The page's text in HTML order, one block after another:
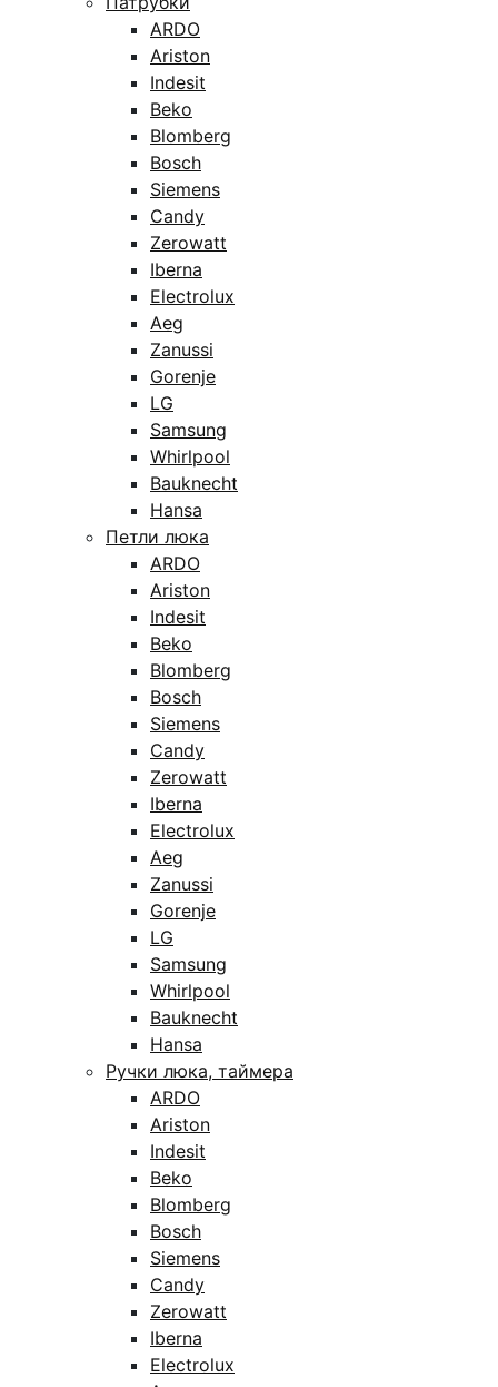
ARDO
Ariston
Indesit
Beko
Blomberg
Bosch
Siemens
Candy
Zerowatt
Iberna
Electrolux
Aeg
Zanussi
Gorenje
LG
Samsung
Whirlpool
Bauknecht
Hansa
Петли люка
ARDO
Ariston
Indesit
Beko
Blomberg
Bosch
Siemens
Candy
Zerowatt
Iberna
Electrolux
Aeg
Zanussi
Gorenje
LG
Samsung
Whirlpool
Bauknecht
Hansa
Ручки люка, таймера
ARDO
Ariston
Indesit
Beko
Blomberg
Bosch
Siemens
Candy
Zerowatt
Iberna
Electrolux